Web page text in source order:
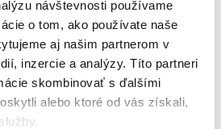
návštevnosti používame
o tom, ako používate naše
aj našim partnerom v
inzercie a analýzy. Títo partneri
skombinovať s ďalšími
alebo ktoré od vás získali,